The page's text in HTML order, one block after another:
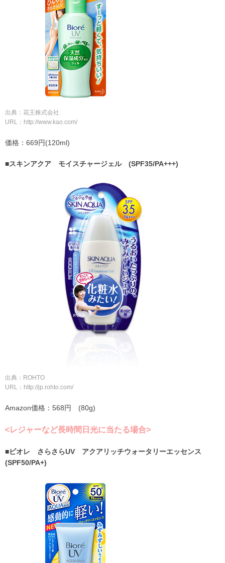
出典：花王株式会社
URL：http://www.kao.com/
価格：669円(120ml)
■スキンアクア モイスチャージェル (SPF35/PA+++)
出典：ROHTO
URL：http://jp.rohto.com/
Amazon価格：568円 (80g)
<レジャーなど長時間日光に当たる場合>
■ビオレ さらさらUV アクアリッチウォータリーエッセンス
(SPF50/PA+)